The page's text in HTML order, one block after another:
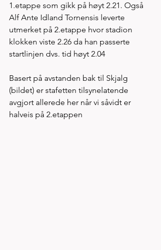
1.etappe som gikk på høyt 2.21. Også
Alf Ante Idland Tornensis leverte
utmerket på 2.etappe hvor stadion
klokken viste 2.26 da han passerte
startlinjen dvs. tid høyt 2.04
Basert på avstanden bak til Skjalg
(bildet) er stafetten tilsynelatende
avgjort allerede her når vi såvidt er
halveis på 2.etappen